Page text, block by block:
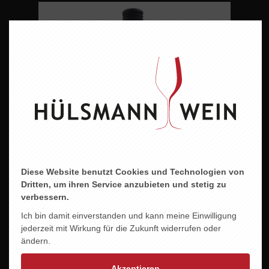
FREUDE AM WEIN - FREUDE AM LEBEN WEISS
Diese Website benutzt Cookies und Technologien von
Dritten, um ihren Service anzubieten und stetig zu
verbessern.
Ich bin damit einverstanden und kann meine Einwilligung
jederzeit mit Wirkung für die Zukunft widerrufen oder
ändern.